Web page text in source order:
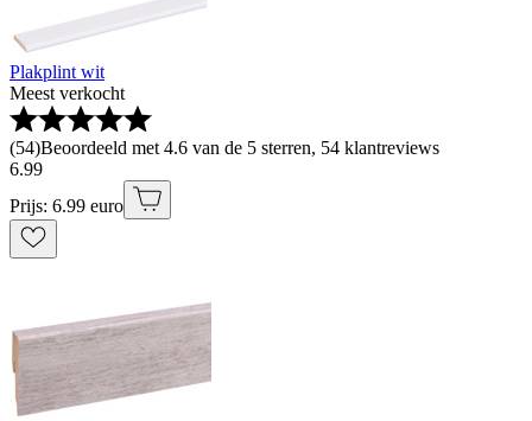
Plakplint wit
Meest verkocht
(54)Beoordeeld met 4.6 van de 5 sterren, 54 klantreviews
6.99
Prijs: 6.99 euro